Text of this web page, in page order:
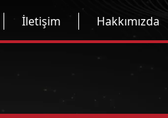
İletişim Hakkımızda